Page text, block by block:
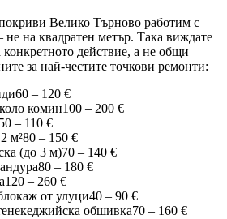
Велико Търново работим с
не на квадратен метър. Така виждате
действие, а не общи
за най-честите точкови ремонти:
60 – 120 €
комин100 – 200 €
50 – 110 €
м²80 – 150 €
(до 3 м)70 – 140 €
80 – 180 €
120 – 260 €
от улуци40 – 90 €
обшивка70 – 160 €